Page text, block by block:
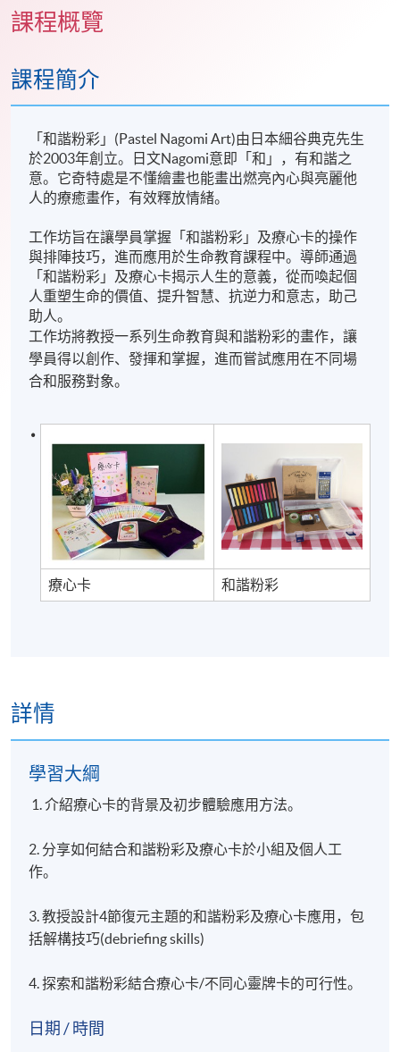
課程概覽
課程簡介
「和諧粉彩」(Pastel Nagomi Art)由日本細谷典克先生
於2003年創立。日文Nagomi意即「和」，有和諧之
意。它奇特處是不懂繪畫也能畫出燃亮內心與亮麗他
人的療癒畫作，有效釋放情緒。
工作坊旨在讓學員掌握「和諧粉彩」及療心卡的操作
與排陣技巧，進而應用於生命教育課程中。導師通過
「和諧粉彩」及療心卡揭示人生的意義，從而喚起個
人重塑生命的價值、提升智慧、抗逆力和意志，助己
助人。
工作坊將教授一系列生命教育與和諧粉彩的畫作，讓
學員得以創作、發揮和掌握，進而嘗試應用在不同場
合和服務對象。
療心卡 和諧粉彩
詳情
學習大綱
1. 介紹療心卡的背景及初步體驗應用方法。
2. 分享如何結合和諧粉彩及療心卡於小組及個人工
作。
3. 教授設計4節復元主題的和諧粉彩及療心卡應用，包
括解構技巧(debriefing skills)
4. 探索和諧粉彩結合療心卡/不同心靈牌卡的可行性。
日期 / 時間